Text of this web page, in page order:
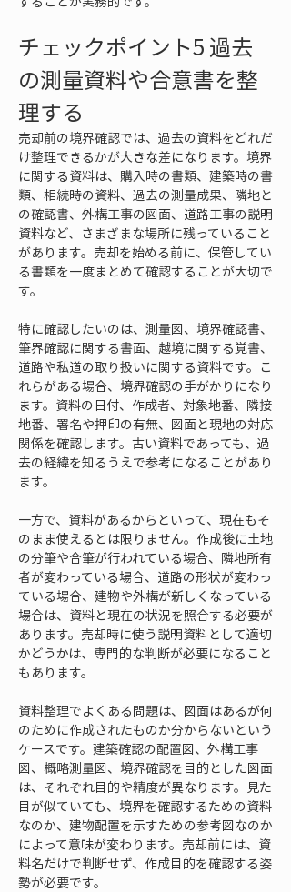
チェックポイント5 過去
の測量資料や合意書を整
理する
売却前の境界確認では、過去の資料をどれだ
け整理できるかが大きな差になります。境界
に関する資料は、購入時の書類、建築時の書
類、相続時の資料、過去の測量成果、隣地と
の確認書、外構工事の図面、道路工事の説明
資料など、さまざまな場所に残っていること
があります。売却を始める前に、保管してい
る書類を一度まとめて確認することが大切で
す。
特に確認したいのは、測量図、境界確認書、
筆界確認に関する書面、越境に関する覚書、
道路や私道の取り扱いに関する資料です。こ
れらがある場合、境界確認の手がかりになり
ます。資料の日付、作成者、対象地番、隣接
地番、署名や押印の有無、図面と現地の対応
関係を確認します。古い資料であっても、過
去の経緯を知るうえで参考になることがあり
ます。
一方で、資料があるからといって、現在もそ
のまま使えるとは限りません。作成後に土地
の分筆や合筆が行われている場合、隣地所有
者が変わっている場合、道路の形状が変わっ
ている場合、建物や外構が新しくなっている
場合は、資料と現在の状況を照合する必要が
あります。売却時に使う説明資料として適切
かどうかは、専門的な判断が必要になること
もあります。
資料整理でよくある問題は、図面はあるが何
のために作成されたものか分からないという
ケースです。建築確認の配置図、外構工事
図、概略測量図、境界確認を目的とした図面
は、それぞれ目的や精度が異なります。見た
目が似ていても、境界を確認するための資料
なのか、建物配置を示すための参考図なのか
によって意味が変わります。売却前には、資
料名だけで判断せず、作成目的を確認する姿
勢が必要です。